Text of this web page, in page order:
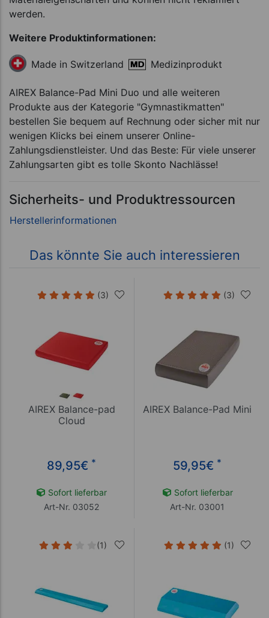
werden.
Weitere Produktinformationen:
Made in Switzerland Medizinprodukt
AIREX Balance-Pad Mini Duo und alle weiteren
Produkte aus der Kategorie "Gymnastikmatten"
bestellen Sie bequem auf Rechnung oder sicher mit nur
wenigen Klicks bei einem unserer Online-
Zahlungsdienstleister. Und das Beste: Für viele unserer
Zahlungsarten gibt es tolle Skonto Nachlässe!
Sicherheits- und Produktressourcen
Das könnte Sie auch interessieren
(3)
AIREX Balance-pad
Cloud
89,95€ *
Sofort lieferbar
Art-Nr. 03052
(3)
AIREX Balance-Pad Mini
59,95€ *
Sofort lieferbar
Art-Nr. 03001
(1) (1)